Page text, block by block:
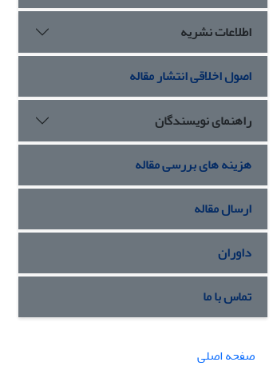
اطلاعات نشریه
اصول اخلاقی انتشار مقاله
راهنمای نویسندگان
هزینه های بررسی مقاله
ارسال مقاله
داوران
تماس با ما
صفحه اصلی